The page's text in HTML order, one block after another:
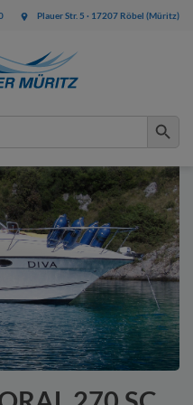
Plauer Str. 5 · 17207 Röbel (Müritz)
Search Button
Felder aus.
Bearbeitung Ihrer